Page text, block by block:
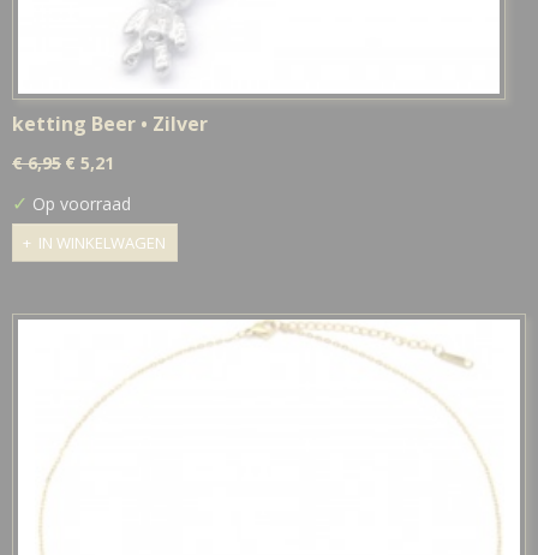
ketting Beer • Zilver
€ 6,95 € 5,21
✓ Op voorraad
IN WINKELWAGEN